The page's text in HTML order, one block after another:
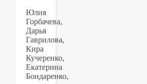
Юлия
Горбачева,
Дарья
Гаврилова,
Кира
Кучеренко,
Екатерина
Бондаренко,